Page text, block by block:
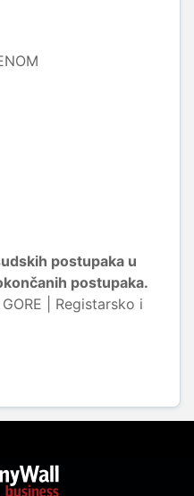
postupaka u
postupaka.
| Registarsko i